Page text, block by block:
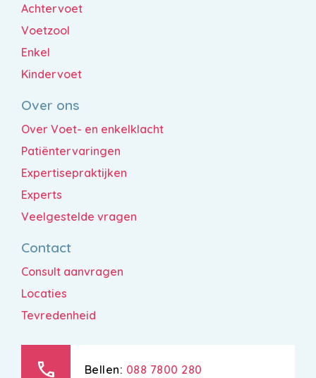
Achtervoet
Voetzool
Enkel
Kindervoet
Over ons
Over Voet- en enkelklacht
Patiëntervaringen
Expertisepraktijken
Experts
Veelgestelde vragen
Contact
Consult aanvragen
Locaties
Tevredenheid
call Bellen: 088 7800 280